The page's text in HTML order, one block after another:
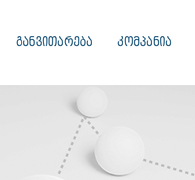
ᲒᲐᲜᲕᲘᲗᲐᲠᲔᲑᲐ ᲙᲝᲛᲞᲐᲜᲘᲐ